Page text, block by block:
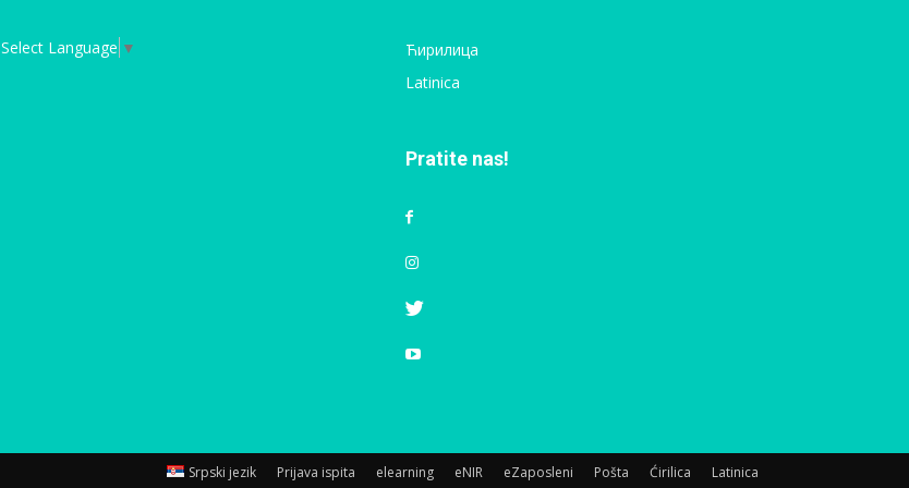
Select Language ▼
Ћирилица
Latinica
Pratite nas!
Srpski jezik Prijava ispita elearning eNIR eZaposleni Pošta Ćirilica Latinica